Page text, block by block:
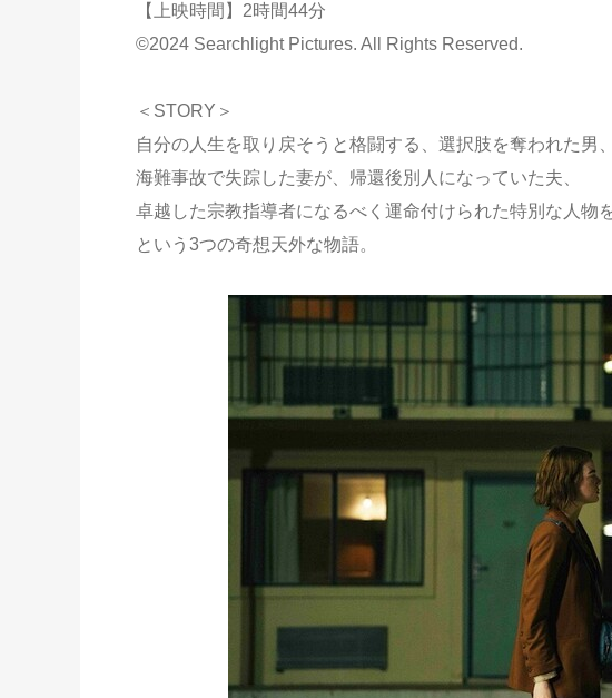
【上映時間】2時間44分
©2024 Searchlight Pictures. All Rights Reserved.
＜STORY＞
自分の人生を取り戻そうと格闘する、選択肢を奪われた男、
海難事故で失踪した妻が、帰還後別人になっていた夫、
卓越した宗教指導者になるべく運命付けられた特別な人
という3つの奇想天外な物語。